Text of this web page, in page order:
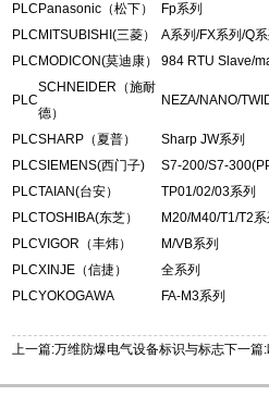
PLC Panasonic（松下） Fp系列
PLC MITSUBISHI(三菱） A系列/FX系列/Q系
PLC MODICON(莫迪康） 984 RTU Slave/
PLC
SCHNEIDER（施耐
德）
NEZA/NANO/
PLCSHARP（夏普） Sharp JW系列
PLCSIEMENS(西门子) S7-200/S7-
PLCTAIAN(台安） TP01/02/03系列
PLCTOSHIBA(东芝） M20/M40/T1/T2系
PLCVIGOR（丰炜） M/VB系列
PLCXINJE（信捷） 全系列
PLCYOKOGAWA FA-M3系列
上一篇:万维防爆电气设备标识与标志下一篇